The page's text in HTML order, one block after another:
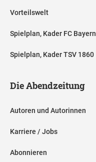
Vorteilswelt
Spielplan, Kader FC Bayern
Spielplan, Kader TSV 1860
Die Abendzeitung
Autoren und Autorinnen
Karriere / Jobs
Abonnieren